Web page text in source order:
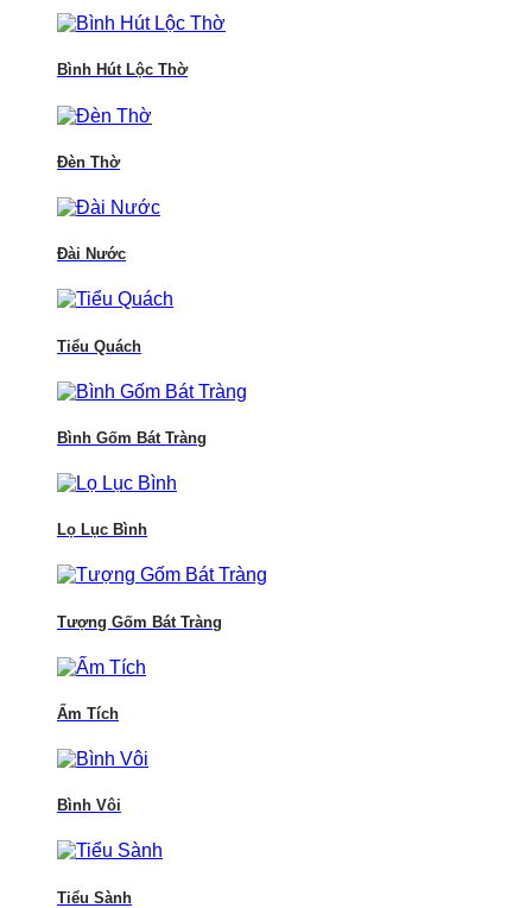
Bình Hút Lộc Thờ
Đèn Thờ
Đài Nước
Tiểu Quách
Bình Gốm Bát Tràng
Lọ Lục Bình
Tượng Gốm Bát Tràng
Ấm Tích
Bình Vôi
Tiểu Sành